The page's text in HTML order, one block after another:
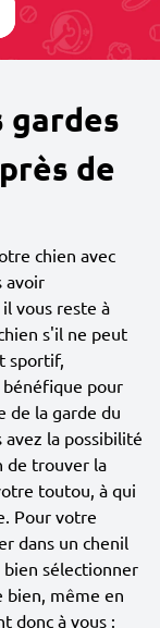
gardes
de
chien avec
avoir
vous reste à
s'il ne peut
sportif,
pour
de la garde du
la possibilité
de trouver la
toutou, à qui
Pour votre
dans un chenil
sélectionner
bien, même en
donc à vous :